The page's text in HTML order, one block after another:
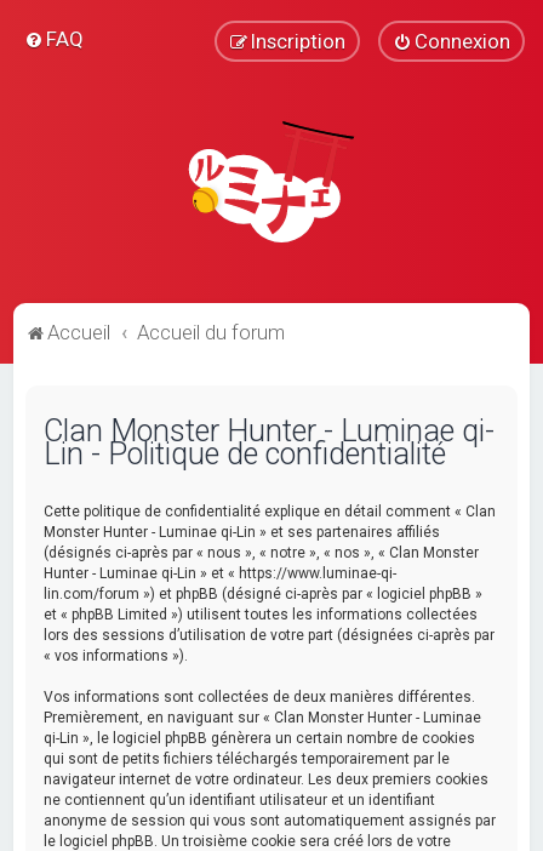
FAQ Connexion
Inscription
Accueil Accueil du forum
Clan Monster Hunter - Luminae qi-
Lin - Politique de confidentialité
Cette politique de confidentialité explique en détail comment « Clan
Monster Hunter - Luminae qi-Lin » et ses partenaires affiliés
(désignés ci-après par « nous », « notre », « nos », « Clan Monster
Hunter - Luminae qi-Lin » et « https://www.luminae-qi-
lin.com/forum ») et phpBB (désigné ci-après par « logiciel phpBB »
et « phpBB Limited ») utilisent toutes les informations collectées
lors des sessions d’utilisation de votre part (désignées ci-après par
« vos informations »).
Vos informations sont collectées de deux manières différentes.
Premièrement, en naviguant sur « Clan Monster Hunter - Luminae
qi-Lin », le logiciel phpBB génèrera un certain nombre de cookies
qui sont de petits fichiers téléchargés temporairement par le
navigateur internet de votre ordinateur. Les deux premiers cookies
ne contiennent qu’un identifiant utilisateur et un identifiant
anonyme de session qui vous sont automatiquement assignés par
le logiciel phpBB. Un troisième cookie sera créé lors de votre